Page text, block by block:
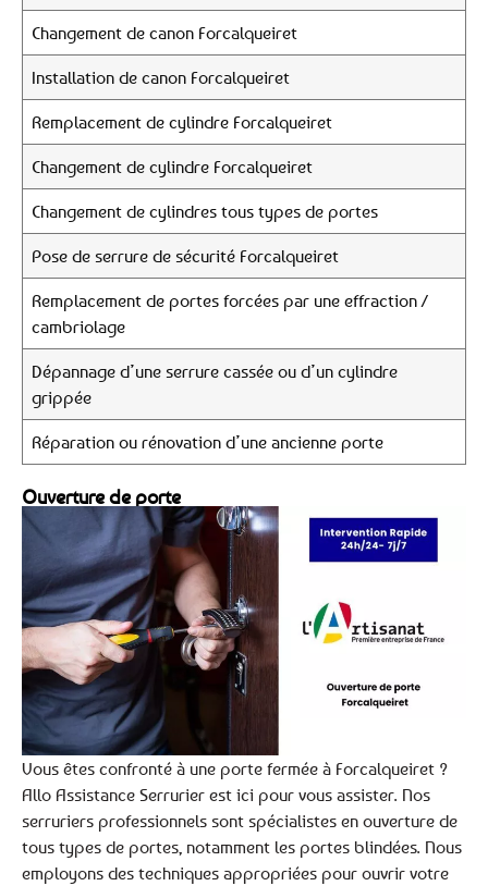
Changement de canon Forcalqueiret
Installation de canon Forcalqueiret
Remplacement de cylindre Forcalqueiret
Changement de cylindre Forcalqueiret
Changement de cylindres tous types de portes
Pose de serrure de sécurité Forcalqueiret
Remplacement de portes forcées par une effraction /
cambriolage
Dépannage d’une serrure cassée ou d’un cylindre
grippée
Réparation ou rénovation d’une ancienne porte
Ouverture de porte
Vous êtes confronté à une porte fermée à Forcalqueiret ?
Allo Assistance Serrurier est ici pour vous assister. Nos
serruriers professionnels sont spécialistes en ouverture de
tous types de portes, notamment les portes blindées. Nous
employons des techniques appropriées pour ouvrir votre